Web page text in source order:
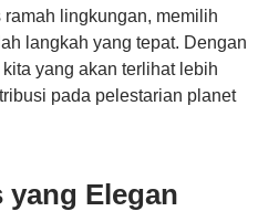
lingkungan, memilih
langkah yang tepat. Dengan
yang akan terlihat lebih
pada pelestarian planet
yang Elegan